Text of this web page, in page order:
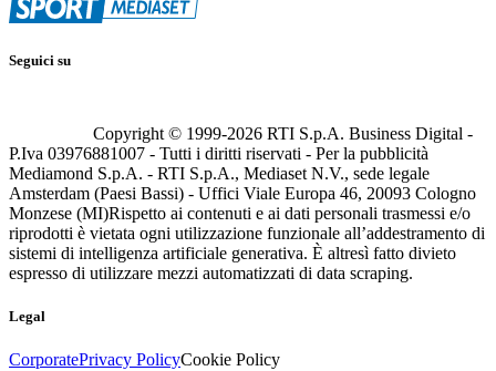
Seguici su
Copyright © 1999-2026 RTI S.p.A. Business Digital -
P.Iva 03976881007 - Tutti i diritti riservati - Per la pubblicità
Mediamond S.p.A. - RTI S.p.A., Mediaset N.V., sede legale
Amsterdam (Paesi Bassi) - Uffici Viale Europa 46, 20093 Cologno
Monzese (MI)Rispetto ai contenuti e ai dati personali trasmessi e/o
riprodotti è vietata ogni utilizzazione funzionale all’addestramento di
sistemi di intelligenza artificiale generativa. È altresì fatto divieto
espresso di utilizzare mezzi automatizzati di data scraping.
Legal
CorporatePrivacy PolicyCookie Policy